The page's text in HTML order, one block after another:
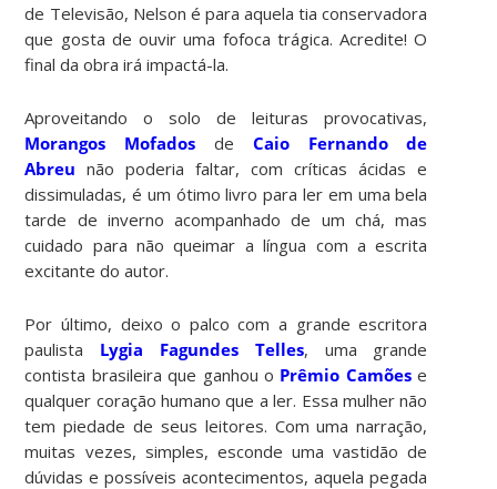
de Televisão, Nelson é para aquela tia conservadora
que gosta de ouvir uma fofoca trágica. Acredite! O
final da obra irá impactá-la.
Aproveitando o solo de leituras provocativas,
Morangos Mofados de Caio Fernando de
Abreu não poderia faltar, com críticas ácidas e
dissimuladas, é um ótimo livro para ler em uma bela
tarde de inverno acompanhado de um chá, mas
cuidado para não queimar a língua com a escrita
excitante do autor.
Por último, deixo o palco com a grande escritora
paulista Lygia Fagundes Telles, uma grande
contista brasileira que ganhou o Prêmio Camõese
qualquer coração humano que a ler. Essa mulher não
tem piedade de seus leitores. Com uma narração,
muitas vezes, simples, esconde uma vastidão de
dúvidas e possíveis acontecimentos, aquela pegada